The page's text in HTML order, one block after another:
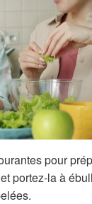
pour
portez-la à